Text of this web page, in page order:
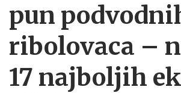
pun
ribolovaca –
17 najboljih